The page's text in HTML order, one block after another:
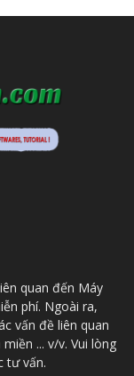
quan đến Máy
phí. Ngoài ra,
vấn đề liên quan
... v/v. Vui lòng
tư vấn.